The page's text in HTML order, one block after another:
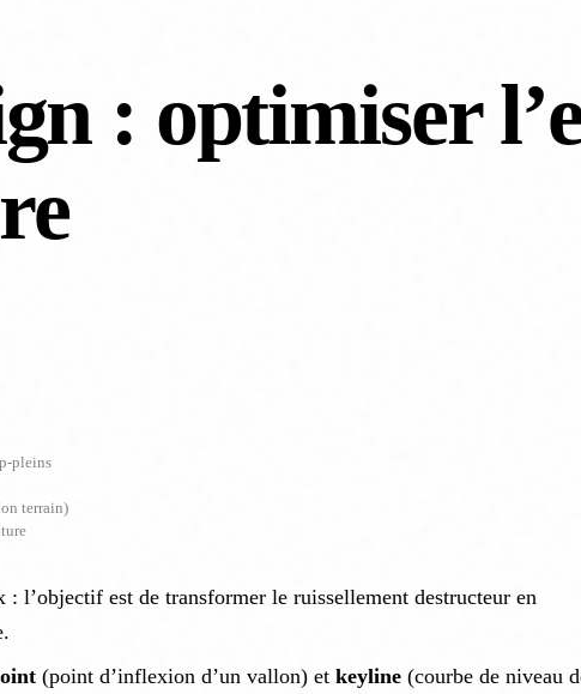
: optimiser
pleins
terrain)
l’objectif est de transformer le ruissellement destructeur en
(point d’inflexion d’un vallon) et keyline (courbe de niveau